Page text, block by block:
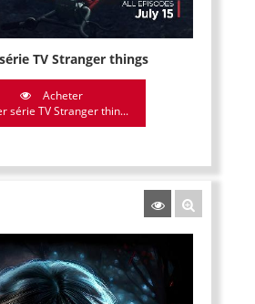
TV Stranger things
Acheter
série TV Stranger thin...